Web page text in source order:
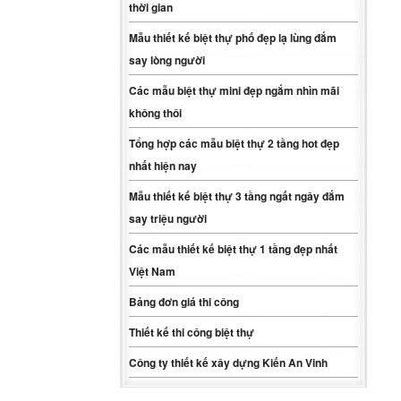
thời gian
Mẫu thiết kế biệt thự phố đẹp lạ lùng đắm
say lòng người
Các mẫu biệt thự mini đẹp ngắm nhìn mãi
không thôi
Tổng hợp các mẫu biệt thự 2 tầng hot đẹp
nhất hiện nay
Mẫu thiết kế biệt thự 3 tầng ngất ngây đắm
say triệu người
Các mẫu thiết kế biệt thự 1 tầng đẹp nhất
Việt Nam
Bảng đơn giá thi công
Thiết kế thi công biệt thự
Công ty thiết kế xây dựng Kiến An Vinh